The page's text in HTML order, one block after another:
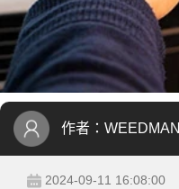
作者： WEEDMAN
2024-09-11 16:08:00